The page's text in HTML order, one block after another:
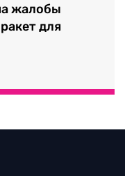
жалобы
для